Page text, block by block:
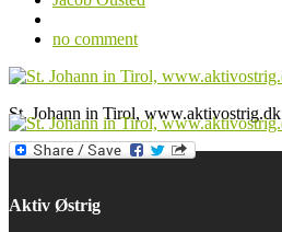
no comment
St. Johann in Tirol, www.aktivostrig.dk
Aktiv Østrig